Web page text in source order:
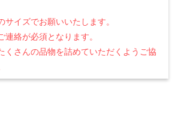
イズでお願いいたします。
絡が必須となります。
くさんの品物を詰めていただくようご協